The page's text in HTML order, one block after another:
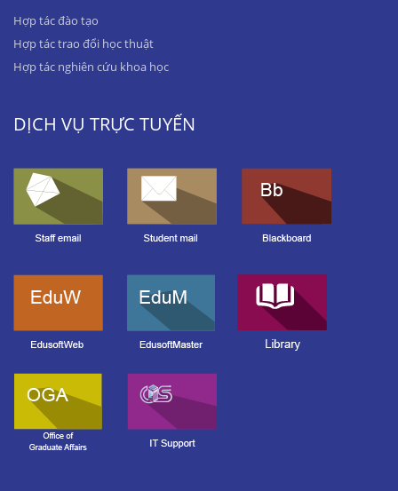
Hợp tác đào tạo
Hợp tác trao đổi học thuật
Hợp tác nghiên cứu khoa học
DỊCH VỤ TRỰC TUYẾN